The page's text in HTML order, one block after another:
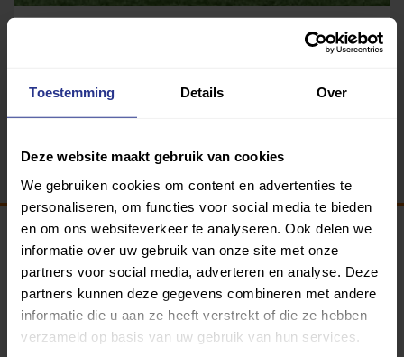
Toestemming Details Over
Deze website maakt gebruik van cookies
We gebruiken cookies om content en advertenties te
personaliseren, om functies voor social media te bieden
en om ons websiteverkeer te analyseren. Ook delen we
informatie over uw gebruik van onze site met onze
partners voor social media, adverteren en analyse. Deze
partners kunnen deze gegevens combineren met andere
informatie die u aan ze heeft verstrekt of die ze hebben
verzameld op basis van uw gebruik van hun services.
Programma van:
340 gemeenten